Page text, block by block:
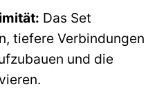
Das Set
tiefere Verbindungen
und die